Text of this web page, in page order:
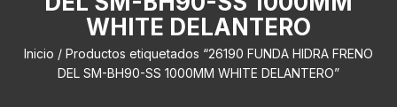
WHITE DELANTERO
Inicio / Productos etiquetados “26190 FUNDA HIDRA FRENO
DEL SM-BH90-SS 1000MM WHITE DELANTERO”